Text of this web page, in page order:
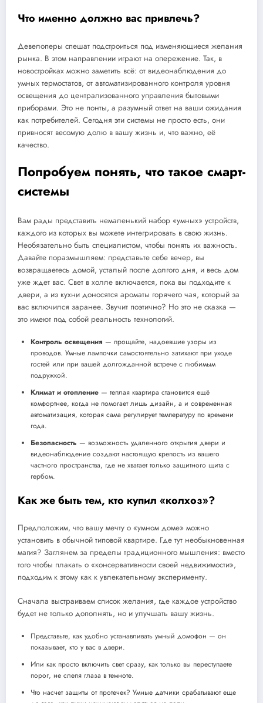
Что именно должно вас привлечь?
Девелоперы спешат подстроиться под изменяющиеся желания
рынка. В этом направлении играют на опережение. Так, в
новостройках можно заметить всё: от видеонаблюдения до
умных термостатов, от автоматизированного контроля уровня
освещения до централизованного управления бытовыми
приборами. Это не понты, а разумный ответ на ваши ожидания
как потребителей. Сегодня эти системы не просто есть, они
привносят весомую долю в вашу жизнь и, что важно, её
качество.
Попробуем понять, что такое смарт-
системы
Вам рады представить немаленький набор «умных» устройств,
каждого из которых вы можете интегрировать в свою жизнь.
Необязательно быть специалистом, чтобы понять их важность.
Давайте поразмышляем: представьте себе вечер, вы
возвращаетесь домой, усталый после долгого дня, и весь дом
уже ждет вас. Свет в холле включается, пока вы подходите к
двери, а из кухни доносятся ароматы горячего чая, который за
вас включился заранее. Звучит поэтично? Но это не сказка —
это имеют под собой реальность технологий.
Контроль освещения — прощайте, надоевшие узоры из
проводов. Умные лампочки самостоятельно затихают при уходе
гостей или при вашей долгожданной встрече с любимым
подружкой.
Климат и отопление — теплая квартира становится ещё
комфортнее, когда не помогает лишь дизайн, а и современная
автоматизация, которая сама регулирует температуру по времени
года.
Безопасность — возможность удаленного открытия двери и
видеонаблюдение создают настоящую крепость из вашего
частного пространства, где не хватает только защитного щита с
гербом.
Как же быть тем, кто купил «колхоз»?
Предположим, что вашу мечту о «умном доме» можно
установить в обычной типовой квартире. Где тут необыкновенная
магия? Заглянем за пределы традиционного мышления: вместо
того чтобы плакать о «консервативности своей недвижимости»,
подходим к этому как к увлекательному эксперименту.
Сначала выстраиваем список желания, где каждое устройство
будет не только дополнять, но и улучшать вашу жизнь.
Представьте, как удобно устанавливать умный домофон — он
показывает, кто у вас в двери.
Или как просто включить свет сразу, как только вы переступаете
порог, не слепя глаза в темноте.
Что насчет защиты от протечек? Умные датчики срабатывают еще